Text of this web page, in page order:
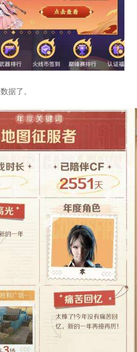
据了。